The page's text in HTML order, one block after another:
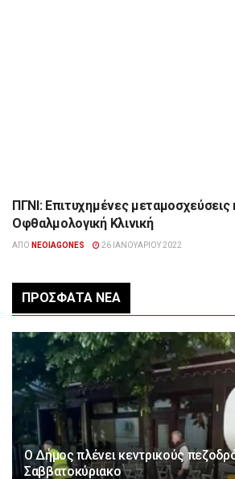
ΉΠΕΙΡΟΣ
ΠΓΝΙ: Επιτυχημένες
Οφθαλμολογική Κλινική
ΑΠΌ NEOIAGONES 26 ΙΑΝΟΥΑΡΊΟΥ 2022
ΠΡΌΣΦΑΤΑ ΝΈΑ
Ο Δήμος πλένει κεντρικούς
Σαββατοκύριακο